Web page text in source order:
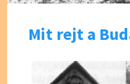
Mit rejt a